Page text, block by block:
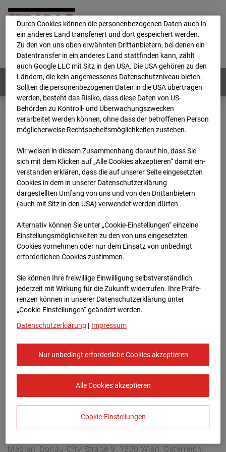
Home E-Mail Impressum
Login
Deutsch / English
Webcams: Alle Länder
Home
Deutschland
BC-126 - BV Bauhof-Areal Reutlingen
Archiv
2026
07 08 11:15
BC-126 - BV Bauhof-
Areal Reutlingen
Christophstraße 11, 72760 Reutlingen
Zur Übersicht
Europe/Berlin
Medien, Donau-City-Straße 9, 1220 Wien, Österreich,
Durch Cookies können die personenbezogenen Daten auch in
ein anderes Land transferiert und dort gespeichert werden.
Zu den von uns oben erwähnten Drittanbietern, bei denen ein
Datentransfer in ein anderes Land stattfinden kann, zählt
auch Google LLC mit Sitz in den USA. Die USA gehören zu den
Ländern, die kein angemessenes Datenschutzniveau bieten.
Sollten die personenbezogenen Daten in die USA übertragen
werden, besteht das Risiko, dass diese Daten von US-
Behörden zu Kontroll- und Überwachungszwecken
verarbeitet werden können, ohne dass der betroffenen Person
möglicherweise Rechtsbehelfsmöglichkeiten zustehen.
Wir weisen in diesem Zusammenhang darauf hin, dass Sie
sich mit dem Klicken auf „Alle Cookies akzeptieren“ damit ein­
ver­standen erklären, dass die auf unserer Seite eingesetzten
Cookies in dem in unserer Datenschutzerklärung
dargestellten Umfang von uns und von den Drittanbietern
(auch mit Sitz in den USA) verwendet werden dürfen.
Alternativ können Sie unter „Cookie-Einstellungen“ einzelne
Einstellungsmöglichkeiten zu den von uns eingesetzten
Cookies vornehmen oder nur dem Einsatz von unbedingt
erforderlichen Cookies zustimmen.
Sie können Ihre freiwillige Einwilligung selbstverständlich
jederzeit mit Wirkung für die Zukunft widerrufen. Ihre Prä­fe­
renzen können in unserer Datenschutzerklärung unter
„Cookie-Einstellungen“ geändert werden.
Datenschutzerklärung | Impressum
Nur unbedingt erforderliche Cookies akzeptieren
Alle Cookies akzeptieren
Cookie-Einstellungen